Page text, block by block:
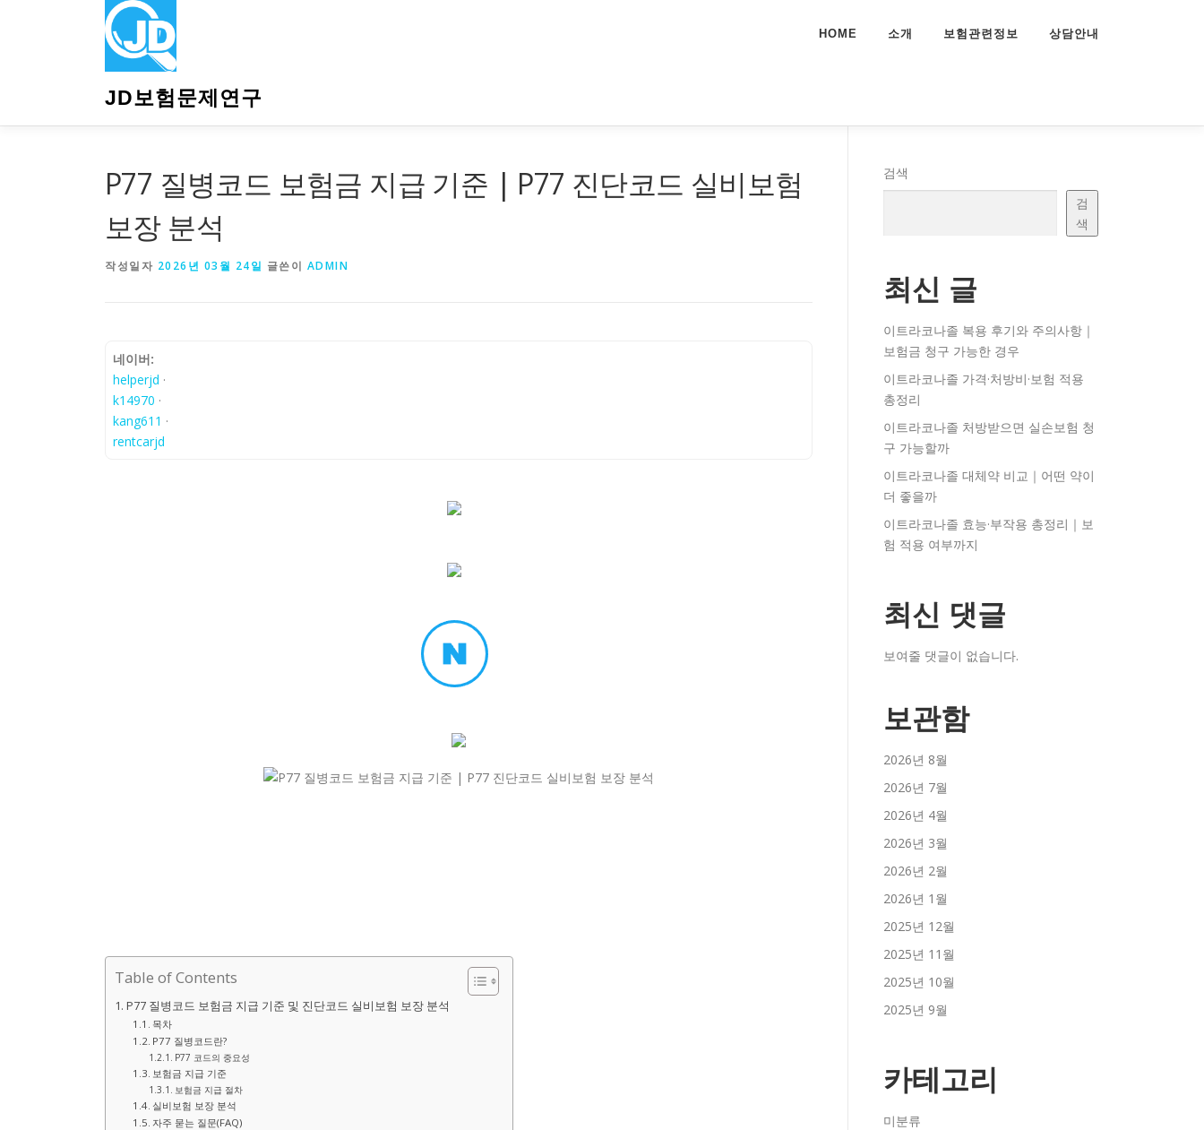
JD보험문제연구
HOME 소개 보험관련정보 상담안내
P77 질병코드 보험금 지급 기준 | P77 진단코드 실비보험
보장 분석
작성일자 2026년 03월 24일 글쓴이 ADMIN
네이버:
helperjd ·
k14970 ·
kang611 ·
rentcarjd
Table of Contents
P77 질병코드 보험금 지급 기준 및 진단코드 실비보험 보장 분석
목차
P77 질병코드란?
P77 코드의 중요성
보험금 지급 기준
보험금 지급 절차
실비보험 보장 분석
자주 묻는 질문(FAQ)
검색
검
색
최신 글
이트라코나졸 복용 후기와 주의사항｜
보험금 청구 가능한 경우
이트라코나졸 가격·처방비·보험 적용
총정리
이트라코나졸 처방받으면 실손보험 청
구 가능할까
이트라코나졸 대체약 비교｜어떤 약이
더 좋을까
이트라코나졸 효능·부작용 총정리｜보
험 적용 여부까지
최신 댓글
보여줄 댓글이 없습니다.
보관함
2026년 8월
2026년 7월
2026년 4월
2026년 3월
2026년 2월
2026년 1월
2025년 12월
2025년 11월
2025년 10월
2025년 9월
카테고리
미분류